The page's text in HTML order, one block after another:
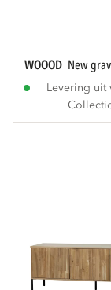
WOOOD new
Levering uit